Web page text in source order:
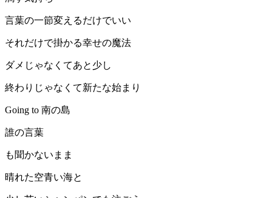
言葉の一節変えるだけでいい
それだけで掛かる幸せの魔法
ダメじゃなくてあと少し
終わりじゃなくて新たな始まり
Going to 南の島
誰の言葉
も聞かないまま
晴れた空青い海と